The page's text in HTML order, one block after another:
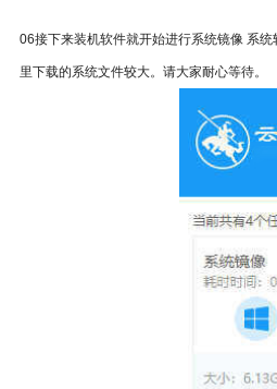
06接下来装机软件就开始进行系统镜像 系
里下载的系统文件较大。请大家耐心等待。